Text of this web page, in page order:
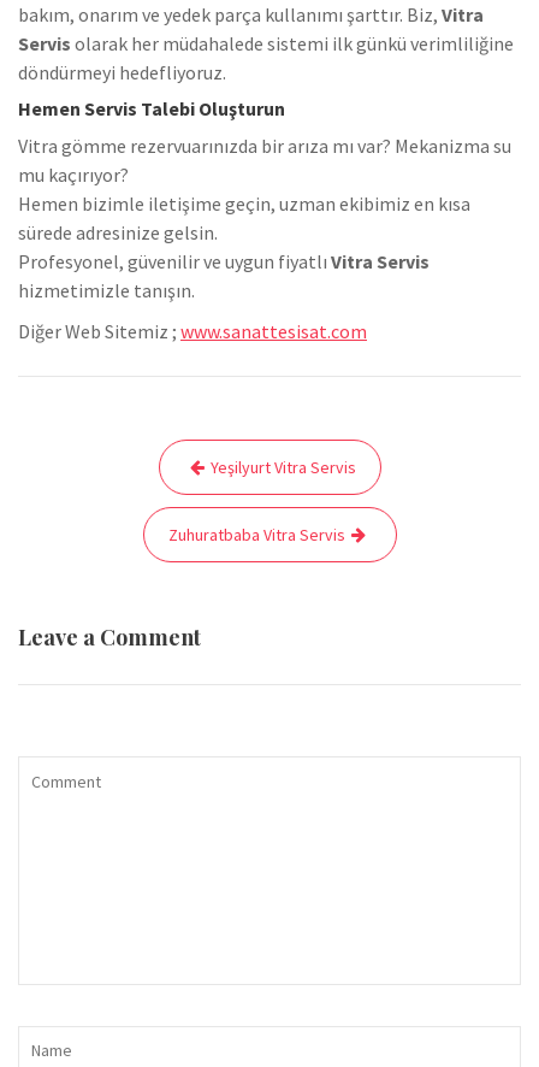
bakım, onarım ve yedek parça kullanımı şarttır. Biz, Vitra
Servis olarak her müdahalede sistemi ilk günkü verimliliğine
döndürmeyi hedefliyoruz.
Hemen Servis Talebi Oluşturun
Vitra gömme rezervuarınızda bir arıza mı var? Mekanizma su
mu kaçırıyor?
Hemen bizimle iletişime geçin, uzman ekibimiz en kısa
sürede adresinize gelsin.
Profesyonel, güvenilir ve uygun fiyatlı Vitra Servis
hizmetimizle tanışın.
Diğer Web Sitemiz ; www.sanattesisat.com
Yeşilyurt Vitra Servis
Zuhuratbaba Vitra Servis
Leave a Comment